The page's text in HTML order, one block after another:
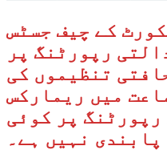
کے چیف جسٹس
رپورٹنگ پر
تنظیموں کی
میں ریمارکس
پر کوئی
پابندی نہیں ہے۔